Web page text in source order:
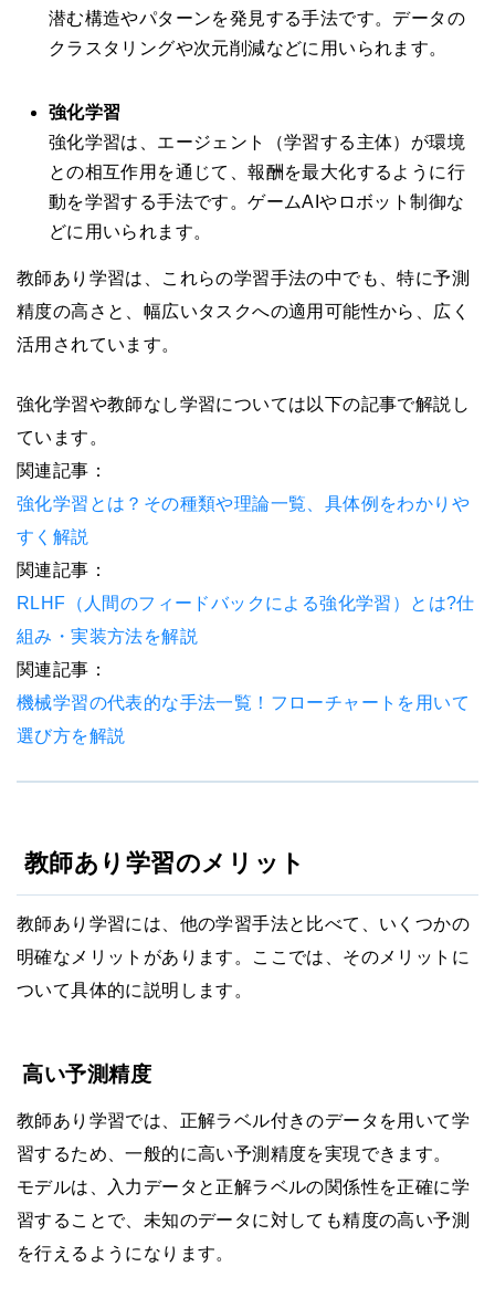
潜む構造やパターンを発見する手法です。データの
クラスタリングや次元削減などに用いられます。
強化学習
強化学習は、エージェント（学習する主体）が環境
との相互作用を通じて、報酬を最大化するように行
動を学習する手法です。ゲームAIやロボット制御な
どに用いられます。
教師あり学習は、これらの学習手法の中でも、特に予測
精度の高さと、幅広いタスクへの適用可能性から、広く
活用されています。
強化学習や教師なし学習については以下の記事で解説し
ています。
関連記事：
強化学習とは？その種類や理論一覧、具体例をわかりや
すく解説
関連記事：
RLHF（人間のフィードバックによる強化学習）とは?仕
組み・実装方法を解説
関連記事：
機械学習の代表的な手法一覧！フローチャートを用いて
選び方を解説
教師あり学習のメリット
教師あり学習には、他の学習手法と比べて、いくつかの
明確なメリットがあります。ここでは、そのメリットに
ついて具体的に説明します。
高い予測精度
教師あり学習では、正解ラベル付きのデータを用いて学
習するため、一般的に高い予測精度を実現できます。
モデルは、入力データと正解ラベルの関係性を正確に学
習することで、未知のデータに対しても精度の高い予測
を行えるようになります。